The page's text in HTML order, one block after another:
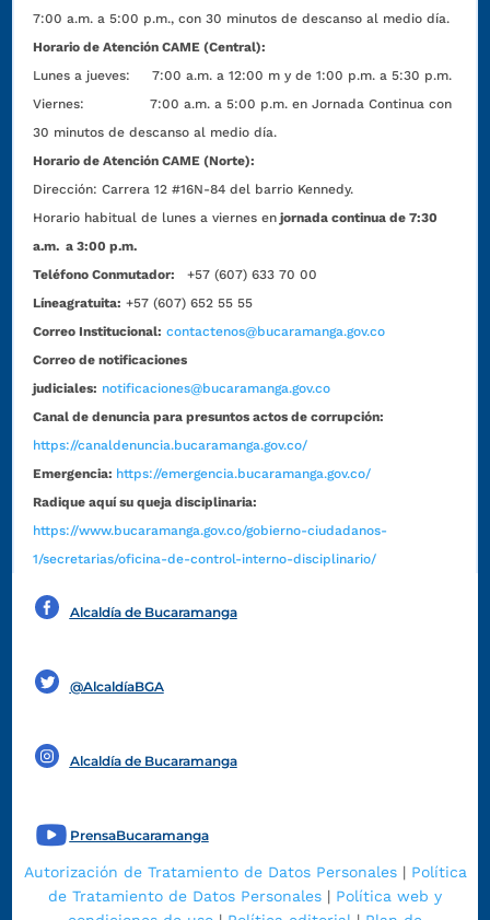
7:00 a.m. a 5:00 p.m., con 30 minutos de descanso al medio día.
Horario de Atención CAME (Central):
Lunes a jueves: 7:00 a.m. a 12:00 m y de 1:00 p.m. a 5:30 p.m.
Viernes: 7:00 a.m. a 5:00 p.m. en Jornada Continua con
30 minutos de descanso al medio día.
Horario de Atención CAME (Norte):
Dirección:Carrera 12 #16N-84 del barrio Kennedy.
Horario habitual de lunes a viernes en jornada continua de 7:30
a.m. a 3:00 p.m.
Teléfono Conmutador:
+57 (607) 633 70 00
Líneagratuita: +57 (607) 652 55 55
Correo Institucional: contactenos@bucaramanga.gov.co
Correo de notificaciones
judiciales: notificaciones@bucaramanga.gov.co
Canal de denuncia para presuntos actos de corrupción:
https://canaldenuncia.bucaramanga.gov.co/
Emergencia: https://emergencia.bucaramanga.gov.co/
Radique aquí su queja disciplinaria:
https://www.bucaramanga.gov.co/gobierno-ciudadanos-
1/secretarias/oficina-de-control-interno-disciplinario/
Alcaldía de Bucaramanga
@AlcaldíaBGA
Alcaldía de Bucaramanga
PrensaBucaramanga
Autorización de Tratamiento de Datos Personales| Política
de Tratamiento de Datos Personales | Política web y